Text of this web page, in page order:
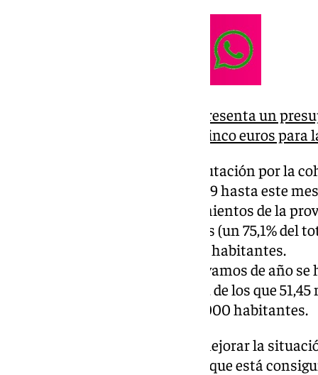
La Diputación de Málaga presenta un
millones con uno de cada cinco euros para
Respecto a la apuesta de la Diputación por la
recalcado que desde julio de 2019 hasta este
transferido a todos los ayuntamientos de la
de euros, de los que 442 millones (un 75,1% del
municipios menores de 20.000 habitantes.
Y ha matizado que en lo que llevamos de año
euros al total de los municipios, de los que
los municipios menores de 20.000 habitantes.
Salado ha recordado que para mejorar la
está ejecutando el Plan Vía-ble, que está